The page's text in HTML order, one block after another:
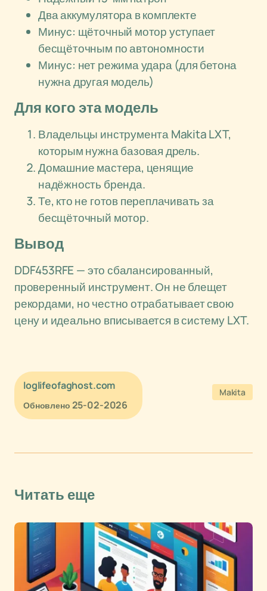
Два аккумулятора в комплекте
Минус: щёточный мотор уступает
бесщёточным по автономности
Минус: нет режима удара (для бетона
нужна другая модель)
Для кого эта модель
Владельцы инструмента Makita LXT,
которым нужна базовая дрель.
Домашние мастера, ценящие
надёжность бренда.
Те, кто не готов переплачивать за
бесщёточный мотор.
Вывод
DDF453RFE — это сбалансированный,
проверенный инструмент. Он не блещет
рекордами, но честно отрабатывает свою
цену и идеально вписывается в систему LXT.
loglifeofaghost.com
Обновлено 25-02-2026
Makita
Читать еще